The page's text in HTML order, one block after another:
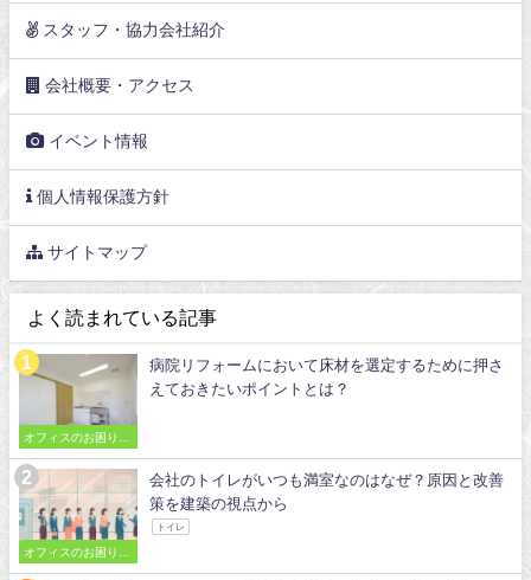
スタッフ・協力会社紹介
会社概要・アクセス
イベント情報
個人情報保護方針
サイトマップ
よく読まれている記事
オフィスのお困りご
病院リフォームにおいて床材を選定するために押さ
えておきたいポイントとは？
オフィスのお困りご
会社のトイレがいつも満室なのはなぜ？原因と改善
策を建築の視点から
トイレ